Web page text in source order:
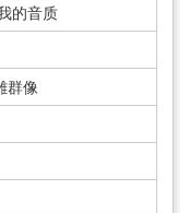
的音质
群像